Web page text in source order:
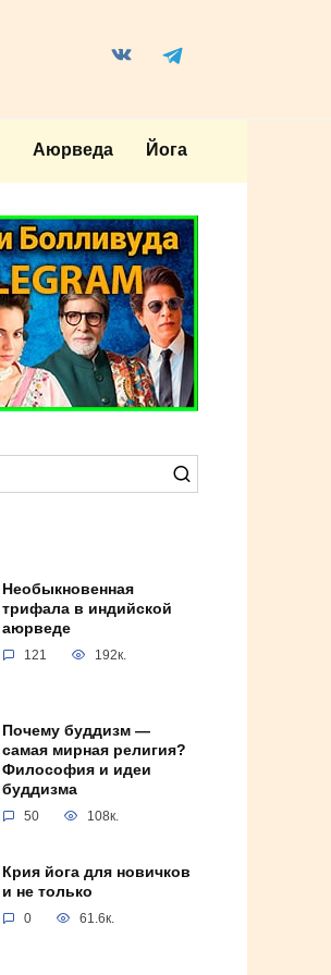
Аюрведа Йога
Необыкновенная
трифала в индийской
аюрведе
121 192к.
Почему буддизм —
самая мирная религия?
Философия и идеи
буддизма
50 108к.
Крия йога для новичков
и не только
0 61.6к.